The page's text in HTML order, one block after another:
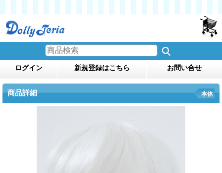
ログイン 新規登録はこちら お問い合せ
商品詳細 本体